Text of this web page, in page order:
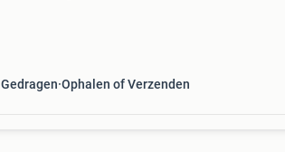
Gedragen Ophalen of Verzenden